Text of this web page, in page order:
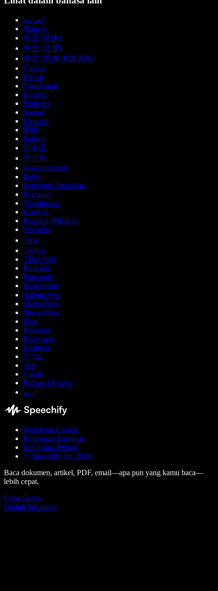
العربية
Magyar
中文 (简体)
中文 (台灣)
中文 (简体 中国大陆)
Čeština
Dansk
Nederlands
English
Français
Suomi
Deutsch
हिन्दी
Italiano
日本語
한국어
Norsk bokmål
Polski
Português Brasileiro
Русский
Українська
Español
Español (México)
Svenska
ไทย
Türkçe
Tiếng Việt
Română
Português
Български
ქართული
Slovenčina
Slovenščina
Eesti
Hrvatski
Ελληνικά
Lietuvių
עברית
বাংলা
Català
Bahasa Melayu
اردو
Preferensi Cookie
Ketentuan Layanan
Kebijakan Privasi
© Speechify Inc 2026
Baca dokumen, artikel, PDF, email—apa pun yang kamu baca—
lebih cepat.
Coba Gratis
Unduh Sekarang